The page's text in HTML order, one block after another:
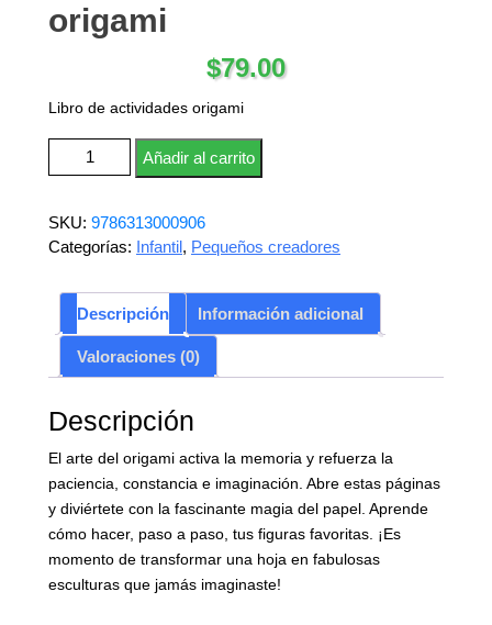
origami
$79.00
Libro de actividades origami
Libro de actividades origami cantidad
Añadir al carrito
SKU: 9786313000906
Categorías: Infantil, Pequeños creadores
Descripción Información adicional
Valoraciones (0)
Descripción
El arte del origami activa la memoria y refuerza la
paciencia, constancia e imaginación. Abre estas páginas
y diviértete con la fascinante magia del papel. Aprende
cómo hacer, paso a paso, tus figuras favoritas. ¡Es
momento de transformar una hoja en fabulosas
esculturas que jamás imaginaste!